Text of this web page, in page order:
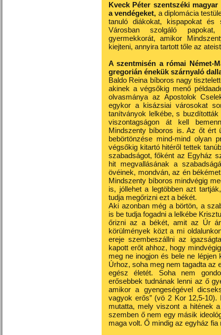
Kveck Péter szentszéki
a vendégeket, a diplomácia
tanuló diákokat, kispapokat és
Városban szolgáló papokat,
gyermekkorát, amikor
kiejteni, annyira tartott tőle az
A szentmisén a római Német-
gregorián énekük szárnyaló
Baldo Reina bíboros nagy
akinek a végsőkig menő
olvasmánya az Apostolok
egykor a kisázsiai városokat
tanítványok lelkébe, s
viszontagságon át kell
Mindszenty bíboros is. Az őt ért
bebörtönzése mind-mind olyan
végsőkig kitartó hitéről tettek
szabadságot, főként az Egyház
hit megvallásának a
övéinek, mondván, az én
Mindszenty bíboros mindvégig
is, jóllehet a legtöbben azt
tudja megőrizni ezt a békét.
Aki azonban még a börtön, a
is be tudja fogadni a lelkébe
őrizni az a békét, amit az Úr
körülmények közt a mi
ereje szembeszállni az
kapott erőt ahhoz, hogy
meg ne inogjon és bele ne
Úrhoz, soha meg nem tagadta az
egész életét. Soha nem
erősebbek tudnának lenni az ő
amikor a gyengeségével
vagyok erős” (vö 2 Kor 12,5-
mutatta, mely viszont a hitének
szemben ő nem egy másik
maga volt. Ő mindig az egyház